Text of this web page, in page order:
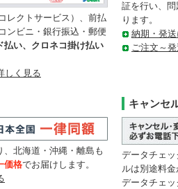
レクトサービス）、前払
コンビニ・銀行振込・郵便
払い、クロネコ掛け払い
しく見る
北海道・沖縄・離島も
価格でお届けします。
証を行い、
ります。
納期・発
ご注文～
キャンセ
データチェ
ルは別途料
データチェ